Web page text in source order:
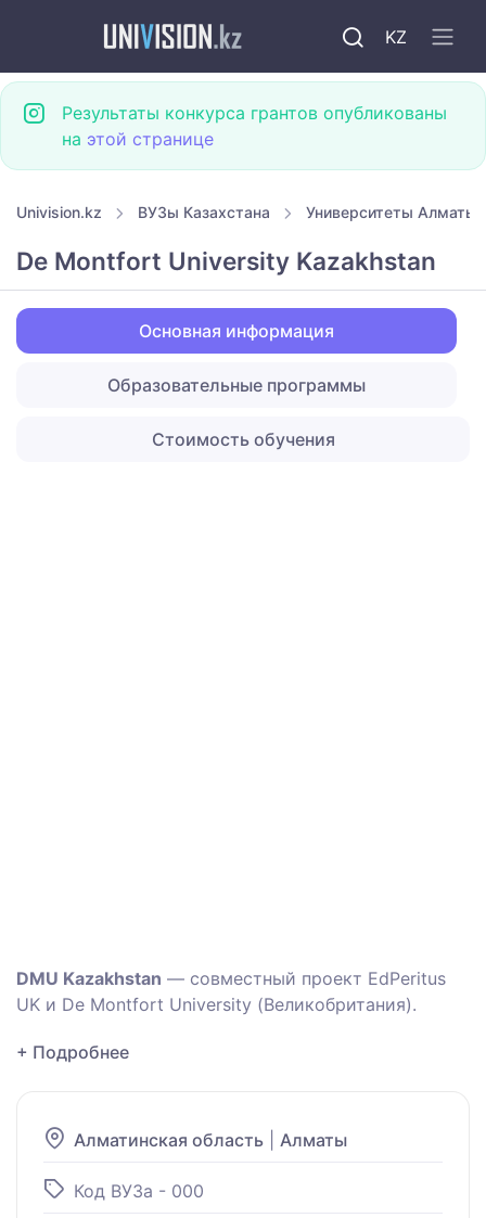
KZ
Результаты конкурса грантов опубликованы
на этой странице
Univision.kz ВУЗы Казахстана Университеты Алматы
De Montfort University Kazakhstan
Основная информация
Образовательные программы
Стоимость обучения
DMU Kazakhstan — совместный проект EdPeritus
UK и De Montfort University (Великобритания).
+ Подробнее
Алматинская область Алматы
Код ВУЗа - 000